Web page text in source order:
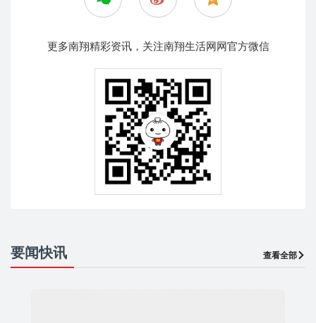
更多南翔精彩资讯，关注南翔生活网网官方微信
要闻快讯 查看全部